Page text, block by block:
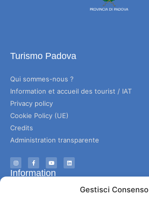
Gestisci Consenso
Turismo Padova
Qui sommes-nous ?
Information et accueil des tourist / IAT
Privacy policy
Cookie Policy (UE)
Credits
Administration transparente
Information